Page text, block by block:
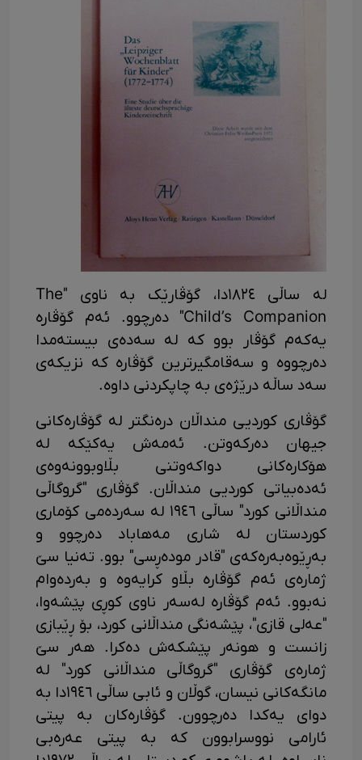
لە ساڵی ١٨٢٤دا، گۆڤارێک بە ناوی "The
Child’s Companion" دەرچوو. ئەم گۆڤارە
یەکەم گۆڤار بوو کە لە سەدەی بیستەمدا
دەرچووە و سەقامگیرترین گۆڤارە کە نزیکەی
سەد ساڵە درێژەی بە چاپکردنی داوە.
گۆڤاری کوردیی منداڵان درەنگتر لە گۆڤارەکانی
جیهان دەرکەوتن. ئەمەش یەکێکە لە
هۆکارەکانی دواکەوتنی بڵاوبوونەوەی
ئەدەبیاتی کوردیی منداڵان. گۆڤاری "گروگاڵی
منداڵانی کورد" ساڵی ١٩٤٦ لە سەردەمی کۆماری
کوردستان لە شاری مەهاباد دەرچوو و
بەڕێوەبەرەکەی "قادر مودەڕسی" بوو. تەنیا سێ
ژمارەی ئەم گۆڤارە بڵاو کرایەوە و بەردەوام
نەبوو. ئەم گۆڤارە لەسەر ناوی کوڕی پێشەوا،
"عەلی قازی"، پێشەنگی منداڵانی کورد، بۆ ڕێبازی
زانست و هونەر پێشکەش دەکرا. هەر سێ
ژمارەی گۆڤاری "گروگاڵی منداڵانی کورد" لە
مانگەکانی نیسان، گوڵان و ئابی ساڵی ١٩٤٦دا بە
دوای یەکدا دەرچوون. گۆڤارەکان بە پیتی
ئارامی نووسرابوون کە بە پیتی عەرەبی